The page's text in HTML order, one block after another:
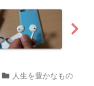
人生を豊かなもの